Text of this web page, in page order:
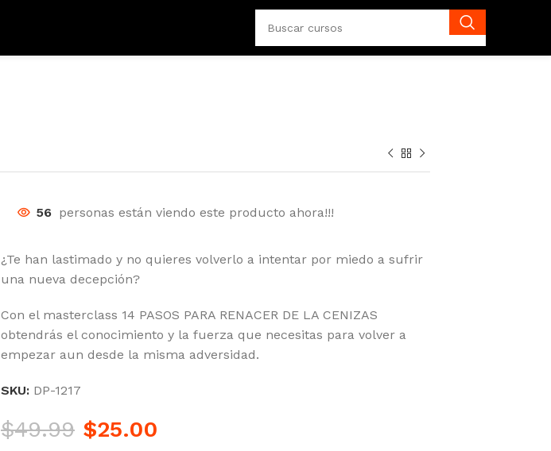
56 personas están viendo este producto ahora!!!
¿Te han lastimado y no quieres volverlo a intentar por miedo a sufrir
una nueva decepción?
Con el masterclass 14 PASOS PARA RENACER DE LA CENIZAS
obtendrás el conocimiento y la fuerza que necesitas para volver a
empezar aun desde la misma adversidad.
SKU: DP-1217
$49.99 $25.00